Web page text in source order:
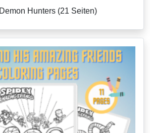
Hunters (21 Seiten)